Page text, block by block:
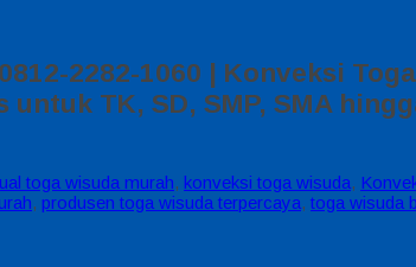
2282-1060 | Konveksi
untuk TK, SD, SMP, SMA
toga wisuda murah, konveksi toga wisuda,
, produsen toga wisuda terpercaya, toga wisuda